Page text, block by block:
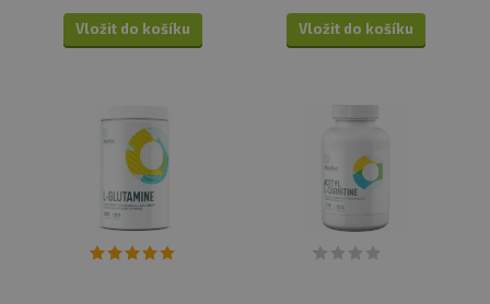
Vložit do košíku Vložit do košíku